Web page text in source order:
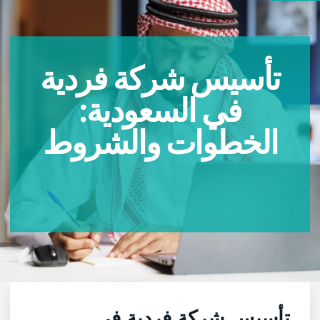
تأسيس شركة فردية
في السعودية:
الخطوات والشروط